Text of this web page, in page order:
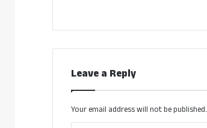
Leave a Reply
Your email address will not be published.